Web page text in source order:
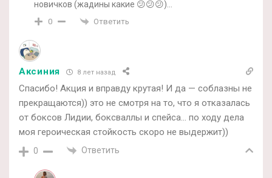
новичков (жадины какие 😕😕😕)…
0 Ответить
Аксиния 8 лет назад
Спасибо! Акция и вправду крутая! И да — соблазны не
прекращаются)) это не смотря на то, что я отказалась
от боксов Лидии, боксваллы и спейса… по ходу дела
моя героическая стойкость скоро не выдержит))
0 Ответить